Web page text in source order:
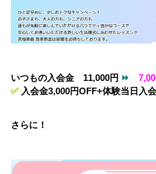
いつもの入会金 11,000円 ⏩
✅ 入会金3,000円OFF+体験当日入会
さらに！